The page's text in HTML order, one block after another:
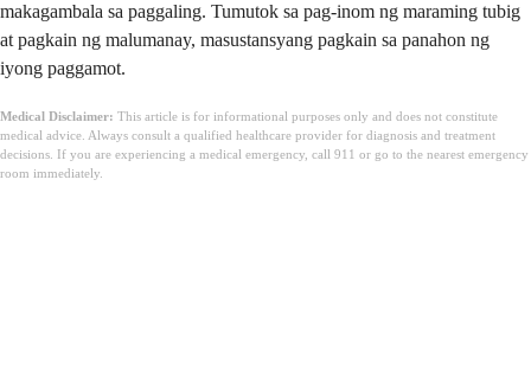
makagambala sa paggaling. Tumutok sa pag-inom ng maraming tubig
at pagkain ng malumanay, masustansyang pagkain sa panahon ng
iyong paggamot.
Medical Disclaimer: This article is for informational purposes only and does not constitute
medical advice. Always consult a qualified healthcare provider for diagnosis and treatment
decisions. If you are experiencing a medical emergency, call 911 or go to the nearest emergency
room immediately.